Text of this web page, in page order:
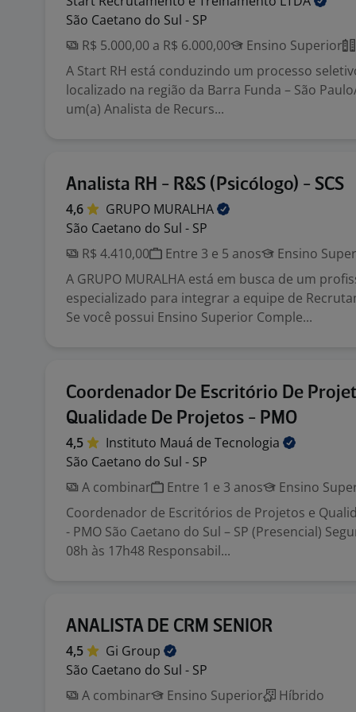
São Caetano do Sul - SP
R$ 5.000,00 a R$ 6.000,00
Ensino Superior
A Start RH está conduzindo um processo
localizado na região da Barra Funda – São
um(a) Analista de Recurs...
Analista RH - R&S (Psicólogo) - SCS
4,6 GRUPO MURALHA
São Caetano do Sul - SP
R$ 4.410,00
Entre 3 e 5 anos Ensino
A GRUPO MURALHA está em busca de um
especializado para integrar a equipe de
Se você possui Ensino Superior Comple...
Coordenador De Escritório De
Qualidade De Projetos - PMO
4,5 Instituto Mauá de Tecnologia
São Caetano do Sul - SP
A combinar
Entre 1 e 3 anos Ensino
Coordenador de Escritórios de Projetos e
- PMO São Caetano do Sul – SP (Presencial)
08h às 17h48 Responsabil...
ANALISTA DE CRM SENIOR
4,5 Gi Group
São Caetano do Sul - SP
A combinar
Ensino Superior
Híbrido